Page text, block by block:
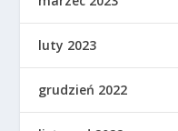
luty 2023
grudzień 2022